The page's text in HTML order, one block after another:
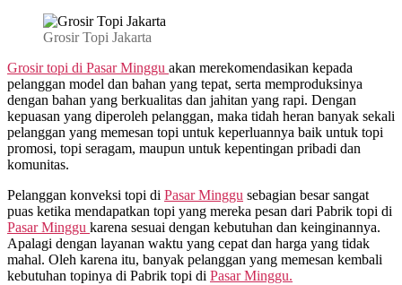
Grosir Topi Jakarta
Grosir topi di Pasar Minggu akan merekomendasikan kepada
pelanggan model dan bahan yang tepat, serta memproduksinya
dengan bahan yang berkualitas dan jahitan yang rapi. Dengan
kepuasan yang diperoleh pelanggan, maka tidah heran banyak sekali
pelanggan yang memesan topi untuk keperluannya baik untuk topi
promosi, topi seragam, maupun untuk kepentingan pribadi dan
komunitas.
Pelanggan konveksi topi di Pasar Minggu sebagian besar sangat
puas ketika mendapatkan topi yang mereka pesan dari Pabrik topi di
Pasar Minggu karena sesuai dengan kebutuhan dan keinginannya.
Apalagi dengan layanan waktu yang cepat dan harga yang tidak
mahal. Oleh karena itu, banyak pelanggan yang memesan kembali
kebutuhan topinya di Pabrik topi di Pasar Minggu.